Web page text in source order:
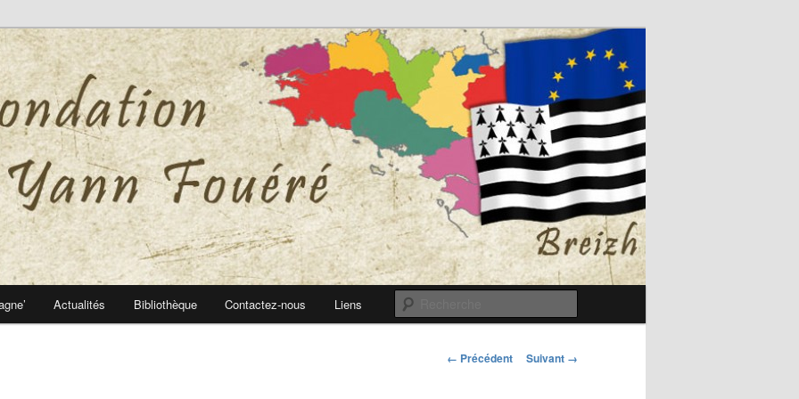
Fouéré
Fouéré
Actualités Bibliothèque Contactez-nous Liens
Navigation
← Précédent Suivant →